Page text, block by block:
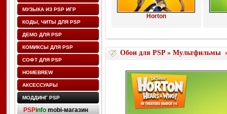
МУЗЫКА ИЗ PSP ИГР
КОДЫ, ЧИТЫ ДЛЯ PSP
ДЕМО ДЛЯ PSP
КОМИКСЫ ДЛЯ PSP
СОФТ ДЛЯ PSP
HOMEBREW
АКСЕССУАРЫ
МОДДИНГ PSP
PSPinfo mobi-магазин
Horton
Обои для PSP» Мультфильмы